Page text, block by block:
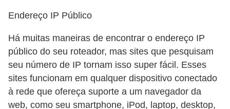
Endereço IP Público
Há muitas maneiras de encontrar o endereço IP
público do seu roteador, mas sites que pesquisam
seu número de IP tornam isso super fácil. Esses
sites funcionam em qualquer dispositivo conectado
à rede que ofereça suporte a um navegador da
web, como seu smartphone, iPod, laptop, desktop,
o
g
a
n
i